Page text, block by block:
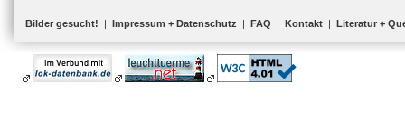
Bilder gesucht! | Impressum + Datenschutz | FAQ | Kontakt | Literatur +